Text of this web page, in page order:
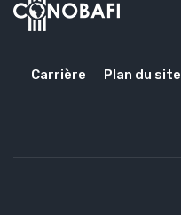
Carrière Plan du site